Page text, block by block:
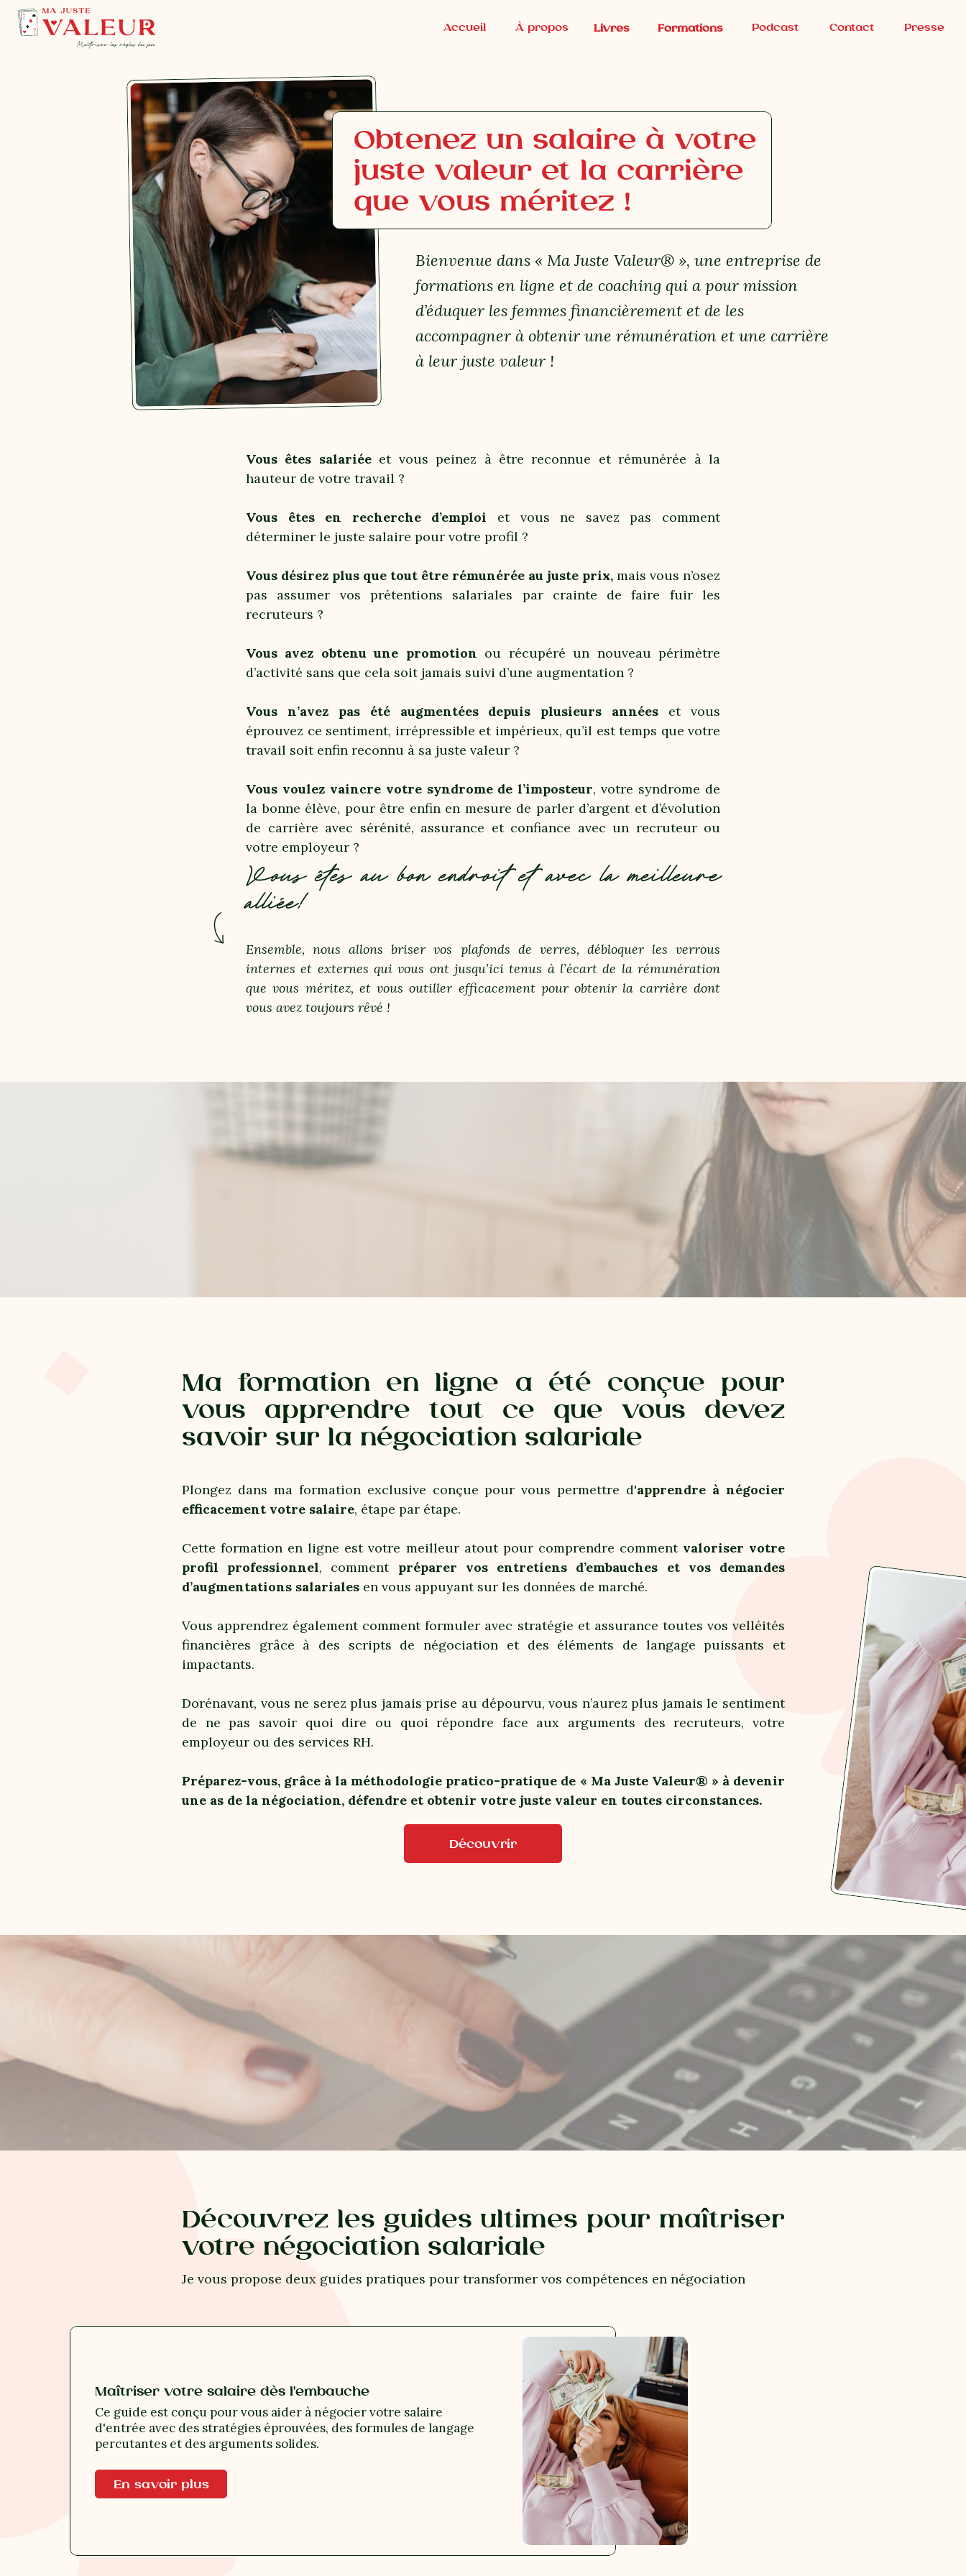
Accueil À propos Podcast Contact Presse
Livres Formations
Obtenez un salaire à votre
juste valeur et la carrière
que vous méritez !
Bienvenue dans « Ma Juste Valeur® », une entreprise de
formations en ligne et de coaching qui a pour mission
d’éduquer les femmes financièrement et de les
accompagner à obtenir une rémunération et une carrière
à leur juste valeur !
Vous êtes salariéeet vous peinez à être reconnue et rémunérée à la
hauteur de votre travail ?
Vous êtes en recherche d’emploi et vous ne savez pas comment
déterminer le juste salaire pour votre profil ?
Vous désirez plus que tout être rémunérée au juste prix, mais vous n’osez
pas assumer vos prétentions salariales par crainte de faire fuir les
recruteurs ?
Vous avez obtenu une promotion ou récupéré un nouveau périmètre
d’activité sans que cela soit jamais suivi d’une augmentation ?
Vous n’avez pas été augmentées depuis plusieurs années et vous
éprouvez ce sentiment, irrépressible et impérieux, qu’il est temps que votre
travail soit enfin reconnu à sa juste valeur ?
Vous voulez vaincre votre syndrome de l’imposteur, votre syndrome de
la bonne élève, pour être enfin en mesure de parler d’argent et d’évolution
de carrière avec sérénité, assurance et confiance avec un recruteur ou
votre employeur ?
Vous êtes au bon endroit et avec la meilleure
alliée!
Ensemble, nous allons briser vos plafonds de verres, débloquer les verrous
internes et externes qui vous ont jusqu’ici tenus à l’écart de la rémunération
que vous méritez, et vous outiller efficacement pour obtenir la carrière dont
vous avez toujours rêvé !
Ma formation en ligne a été conçue pour
vous apprendre tout ce que vous devez
savoir sur la négociation salariale
Plongez dans ma formation exclusive conçue pour vous permettre d'apprendre à négocier
efficacement votre salaire, étape par étape.
Cette formation en ligne est votre meilleur atout pour comprendre comment valoriser votre
profil professionnel, comment préparer vos entretiens d’embauches et vos demandes
d’augmentations salariales en vous appuyant sur les données de marché.
Vous apprendrez également comment formuler avec stratégie et assurance toutes vos velléités
financières grâce à des scripts de négociation et des éléments de langage puissants et
impactants.
Dorénavant, vous ne serez plus jamais prise au dépourvu, vous n’aurez plus jamais le sentiment
de ne pas savoir quoi dire ou quoi répondre face aux arguments des recruteurs, votre
employeur ou des services RH.
Préparez-vous, grâce à la méthodologie pratico-pratique de « Ma Juste Valeur® » à devenir
une as de la négociation, défendre et obtenir votre juste valeur en toutes circonstances.
Découvrir
Découvrez les guides ultimes pour maîtriser
votre négociation salariale
Je vous propose deux guides pratiques pour transformer vos compétences en négociation
Maîtriser votre salaire dès l'embauche
Ce guide est conçu pour vous aider à négocier votre salaire
d'entrée avec des stratégies éprouvées, des formules de langage
percutantes et des arguments solides.
En savoir plus